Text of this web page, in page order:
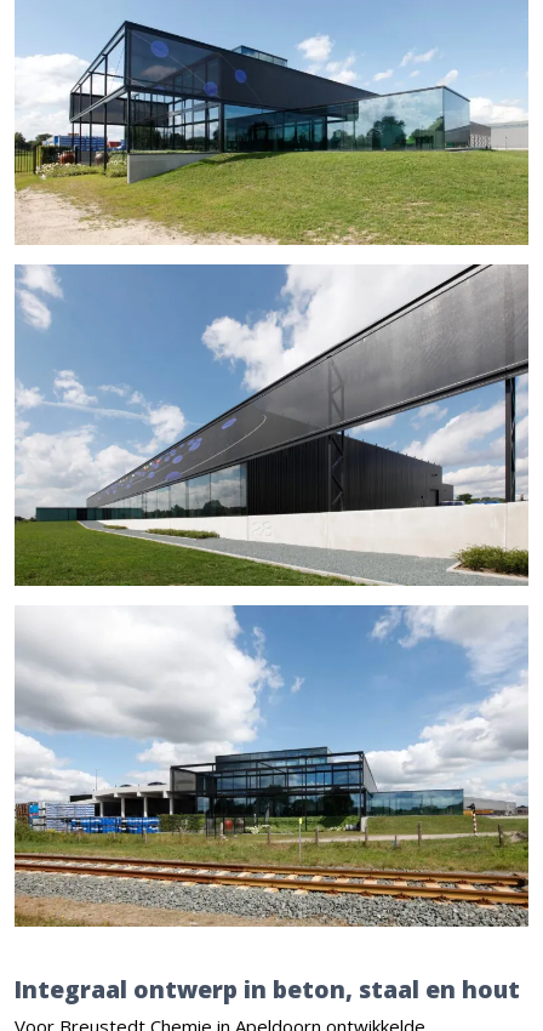
Integraal ontwerp in beton, staal en hout
Voor Breustedt Chemie in Apeldoorn ontwikkelde